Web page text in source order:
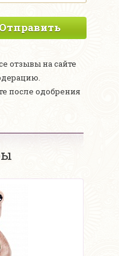
Отправить
отзывы на сайте
после одобрения